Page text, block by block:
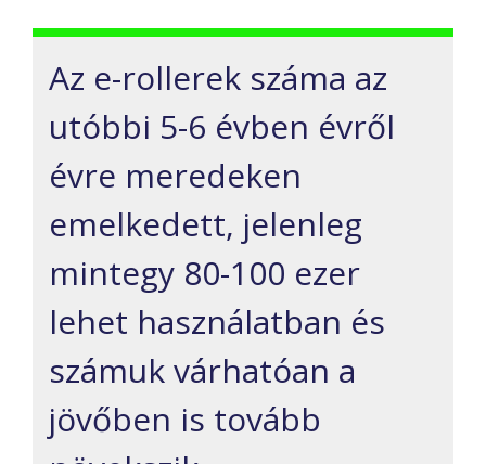
Az e-rollerek száma az
utóbbi 5-6 évben évről
évre meredeken
emelkedett, jelenleg
mintegy 80-100 ezer
lehet használatban és
számukvárhatóan a
jövőben is tovább